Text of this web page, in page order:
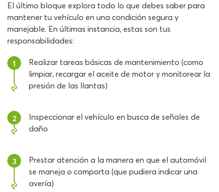
El último bloque explora todo lo que debes saber para
mantener tu vehículo en una condición segura y
manejable. En últimas instancia, estas son tus
responsabilidades:
1
Realizar tareas básicas de mantenimiento (como
limpiar, recargar el aceite de motor y monitorear la
presión de las llantas)
2
Inspeccionar el vehículo en busca de señales de
daño
3
Prestar atención a la manera en que el automóvil
se maneja o comporta (que pudiera indicar una
avería)